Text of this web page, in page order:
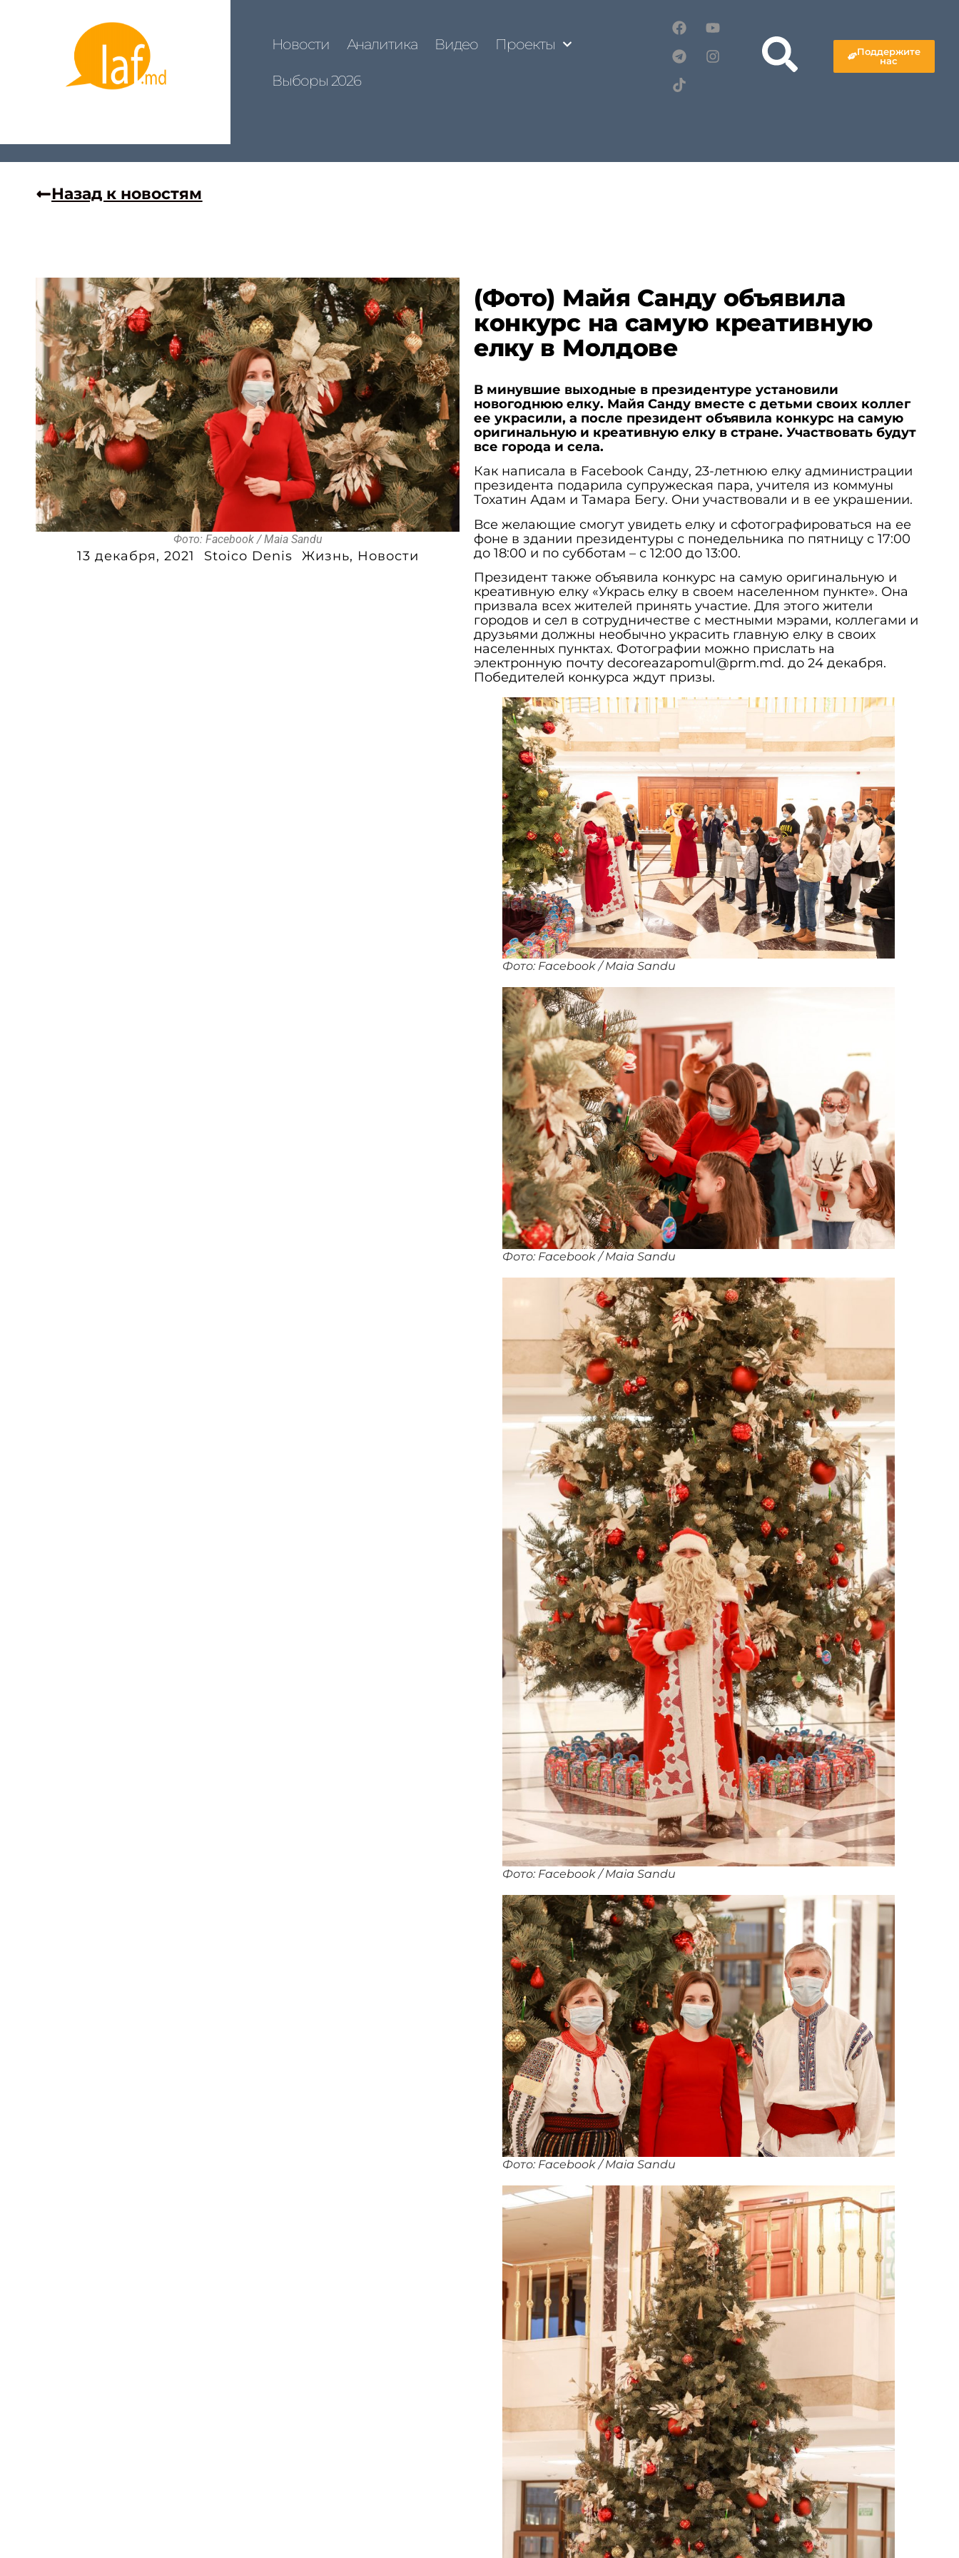
Новости Аналитика Видео Проекты
Выборы 2026
Поддержите
нас
Назад к новостям
Фото: Facebook / Maia Sandu
13 декабря, 2021 Stoico Denis Жизнь, Новости
(Фото) Майя Санду объявила
конкурс на самую креативную
елку в Молдове
В минувшие выходные в президентуре установили
новогоднюю елку. Майя Санду вместе с детьми своих коллег
ее украсили, а после президент объявила конкурс на самую
оригинальную и креативную елку в стране. Участвовать будут
все города и села.
Как написала в Facebook Санду, 23-летнюю елку администрации
президента подарила супружеская пара, учителя из коммуны
Тохатин Адам и Тамара Бегу. Они участвовали и в ее украшении.
Все желающие смогут увидеть елку и сфотографироваться на ее
фоне в здании президентуры с понедельника по пятницу с 17:00
до 18:00 и по субботам – с 12:00 до 13:00.
Президент также объявила конкурс на самую оригинальную и
креативную елку «Укрась елку в своем населенном пункте». Она
призвала всех жителей принять участие. Для этого жители
городов и сел в сотрудничестве с местными мэрами, коллегами и
друзьями должны необычно украсить главную елку в своих
населенных пунктах. Фотографии можно прислать на
электронную почту decoreazapomul@prm.md. до 24 декабря.
Победителей конкурса ждут призы.
Фото: Facebook / Maia Sandu
Фото: Facebook / Maia Sandu
Фото: Facebook / Maia Sandu
Фото: Facebook / Maia Sandu